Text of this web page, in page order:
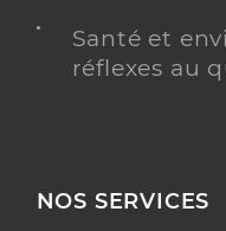
Santé et
réflexes au
NOS SERVICES